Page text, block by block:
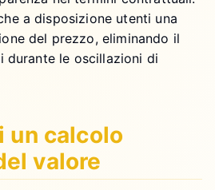
a disposizione utenti una
del prezzo, eliminando il
durante le oscillazioni di
un calcolo
valore